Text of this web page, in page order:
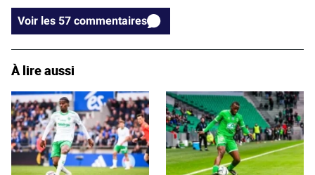
Voir les 57 commentaires
À lire aussi